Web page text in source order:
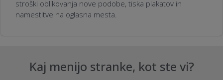
stroški oblikovanja nove podobe, tiska plakatov in
namestitve na oglasna mesta.
Kaj menijo stranke, kot ste vi?